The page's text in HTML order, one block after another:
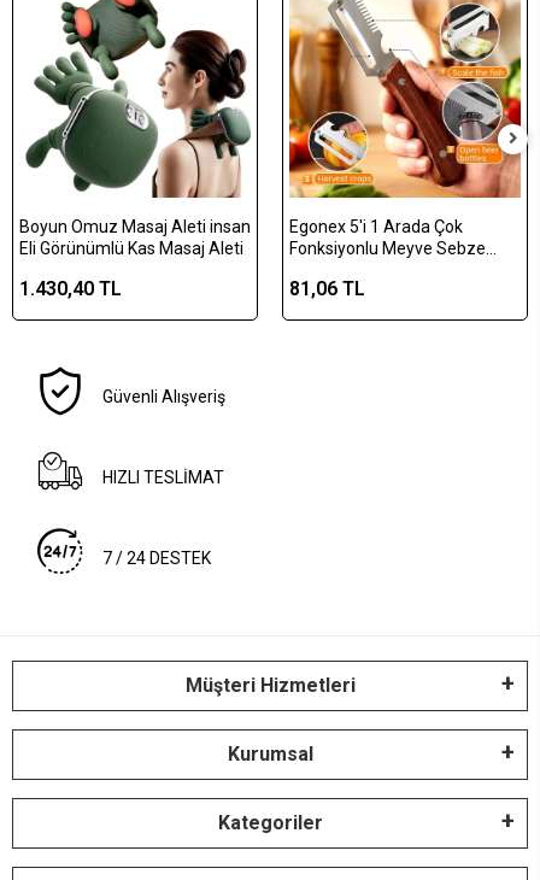
Boyun Omuz Masaj Aleti insan
Eli Görünümlü Kas Masaj Aleti
1.430,40 TL
Egonex 5'i 1 Arada Çok
Fonksiyonlu Meyve Sebze
Şişe Açacağı – Ahşap Saplı
81,06 TL
Güvenli Alışveriş
HIZLI TESLİMAT
7 / 24 DESTEK
Müşteri Hizmetleri
Kurumsal
Kategoriler